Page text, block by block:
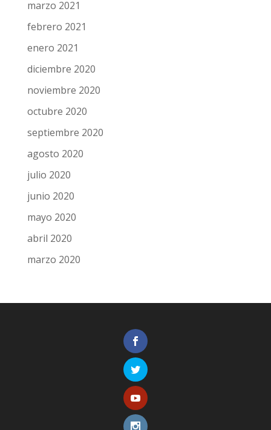
marzo 2021
febrero 2021
enero 2021
diciembre 2020
noviembre 2020
octubre 2020
septiembre 2020
agosto 2020
julio 2020
junio 2020
mayo 2020
abril 2020
marzo 2020